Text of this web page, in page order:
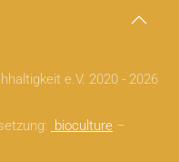
e.V. 2020 - 2026
bioculture –